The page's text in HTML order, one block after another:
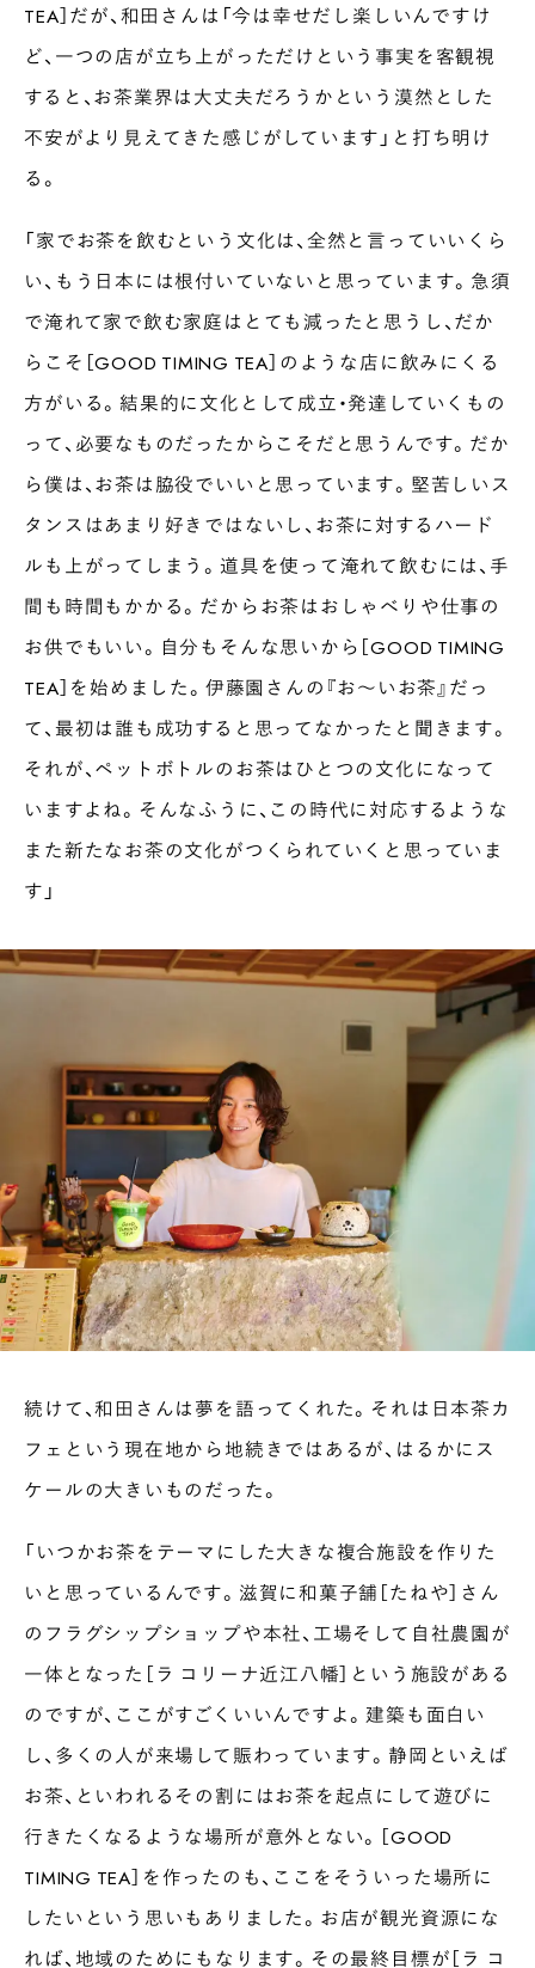
TEA］だが、和田さんは「今は幸せだし楽しいんですけ
ど、一つの店が立ち上がっただけという事実を客観視
すると、お茶業界は大丈夫だろうかという漠然とした
不安がより見えてきた感じがしています」と打ち明け
る。
「家でお茶を飲むという文化は、全然と言っていいくら
い、もう日本には根付いていないと思っています。急須
で淹れて家で飲む家庭はとても減ったと思うし、だか
らこそ［GOOD TIMING TEA］のような店に飲みにくる
方がいる。結果的に文化として成立・発達していくもの
って、必要なものだったからこそだと思うんです。だか
ら僕は、お茶は脇役でいいと思っています。堅苦しいス
タンスはあまり好きではないし、お茶に対するハード
ルも上がってしまう。道具を使って淹れて飲むには、手
間も時間もかかる。だからお茶はおしゃべりや仕事の
お供でもいい。自分もそんな思いから［GOOD TIMING
TEA］を始めました。伊藤園さんの『お〜いお茶』だっ
て、最初は誰も成功すると思ってなかったと聞きます。
それが、ペットボトルのお茶はひとつの文化になって
いますよね。そんなふうに、この時代に対応するような
また新たなお茶の文化がつくられていくと思っていま
す」
続けて、和田さんは夢を語ってくれた。それは日本茶カ
フェという現在地から地続きではあるが、はるかにス
ケールの大きいものだった。
「いつかお茶をテーマにした大きな複合施設を作りた
いと思っているんです。滋賀に和菓子舗［たねや］さん
のフラグシップショップや本社、工場そして自社農園が
一体となった［ラ コリーナ近江八幡］という施設がある
のですが、ここがすごくいいんですよ。建築も面白い
し、多くの人が来場して賑わっています。静岡といえば
お茶、といわれるその割にはお茶を起点にして遊びに
行きたくなるような場所が意外とない。［GOOD
TIMING TEA］を作ったのも、ここをそういった場所に
したいという思いもありました。お店が観光資源にな
れば、地域のためにもなります。その最終目標が［ラ コ